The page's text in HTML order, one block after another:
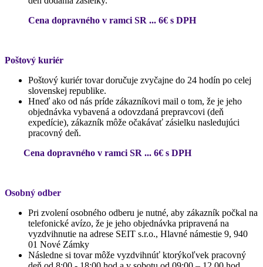
Cena dopravného v ramci SR ... 6€ s DPH
Poštový kuriér
Poštový kuriér tovar doručuje zvyčajne do 24 hodín po celej
slovenskej republike.
Hneď ako od nás príde zákazníkovi mail o tom, že je jeho
objednávka vybavená a odovzdaná prepravcovi (deň
expedície), zákazník môže očakávať zásielku nasledujúci
pracovný deň.
Cena dopravného v ramci SR ... 6€ s DPH
Osobný odber
Pri zvolení osobného odberu je nutné, aby zákazník počkal na
telefonické avízo, že je jeho objednávka pripravená na
vyzdvihnutie na adrese SEIT s.r.o., Hlavné námestie 9, 940
01 Nové Zámky
Následne si tovar môže vyzdvihnúť ktorýkoľvek pracovný